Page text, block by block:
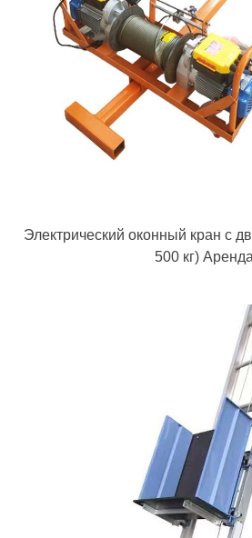
Электрический оконный кран с
500 кг) Аренда